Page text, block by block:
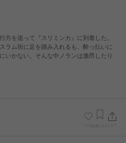
方を追って『スリミンカ』に到着した。
ラム街に足を踏み入れるも、酔っ払いに
いかない。そんな中ノランは激昂したり